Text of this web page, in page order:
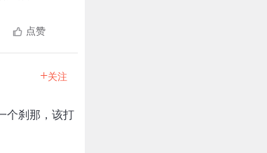
点赞
+关注
个刹那，该打